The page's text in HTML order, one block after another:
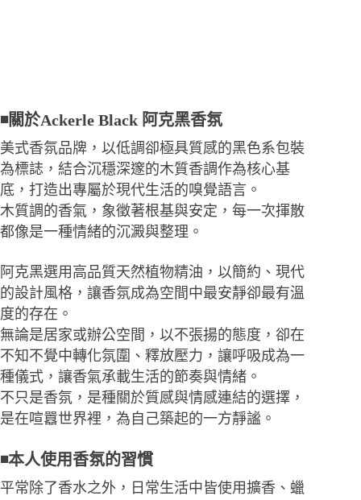
◾關於Ackerle Black 阿克黑香氛
美式香氛品牌，以低調卻極具質感的黑色系包裝
為標誌，結合沉穩深邃的木質香調作為核心基
底，打造出專屬於現代生活的嗅覺語言。
木質調的香氣，象徵著根基與安定，每一次揮散
都像是一種情緒的沉澱與整理。
阿克黑選用高品質天然植物精油，以簡約、現代
的設計風格，讓香氛成為空間中最安靜卻最有溫
度的存在。
無論是居家或辦公空間，以不張揚的態度，卻在
不知不覺中轉化氛圍、釋放壓力，讓呼吸成為一
種儀式，讓香氣承載生活的節奏與情緒。
不只是香氛，是種關於質感與情感連結的選擇，
是在喧囂世界裡，為自己築起的一方靜謐。
◾本人使用香氛的習慣
平常除了香水之外，日常生活中皆使用擴香、蠟